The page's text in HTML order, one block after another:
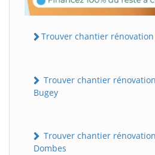
Trouver chantier
Trouver chantier
Bugey
Trouver chantier
Dombes